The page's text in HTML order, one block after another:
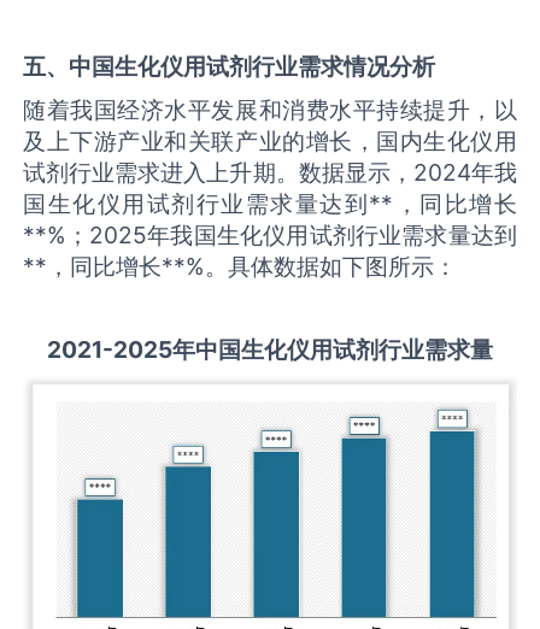
五、中国生化仪用试剂行业需求情况分析
随着我国经济水平发展和消费水平持续提升，以
及上下游产业和关联产业的增长，国内生化仪用
试剂行业需求进入上升期。数据显示，2024年我
国生化仪用试剂行业需求量达到**，同比增长
**%；2025年我国生化仪用试剂行业需求量达到
**，同比增长**%。具体数据如下图所示：
2021-2025年中国生化仪用试剂行业需求量